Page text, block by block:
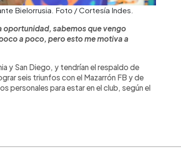
Bielorrusia. Foto / Cortesía Indes.
oportunidad, sabemos que vengo
a poco, pero esto me motiva a
y San Diego, y tendrían el respaldo de
seis triunfos con el Mazarrón FB y de
personales para estar en el club, según el